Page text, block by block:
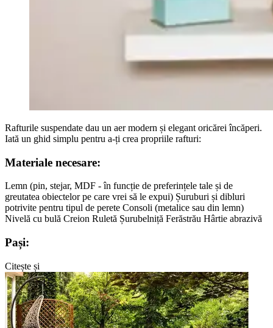
Rafturile suspendate dau un aer modern și elegant oricărei încăperi.
Iată un ghid simplu pentru a-ți crea propriile rafturi:
Materiale necesare:
Lemn (pin, stejar, MDF - în funcție de preferințele tale și de
greutatea obiectelor pe care vrei să le expui) Șuruburi și dibluri
potrivite pentru tipul de perete Consoli (metalice sau din lemn)
Nivelă cu bulă Creion Ruletă Șurubelniță Ferăstrău Hârtie abrazivă
Pași:
Citește și